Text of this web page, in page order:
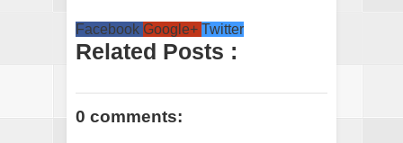
Facebook Google+ Twitter
Related Posts :
0 comments: